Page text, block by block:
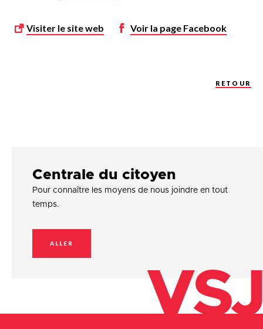
Visiter le site web Voir la page Facebook
RETOUR
Centrale du citoyen
Pour connaître les moyens de nous joindre en tout
temps.
ALLER
VSJ